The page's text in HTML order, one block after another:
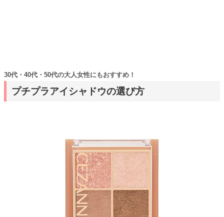
プチプラアイシャドウの選び方
30代・40代・50代の大人女性にもおすすめ！